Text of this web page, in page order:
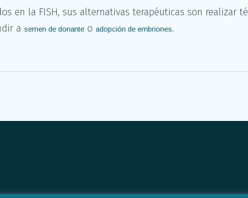
en la FISH, sus alternativas terapéuticas son realizar
a semen de donanteo adopción de embriones.